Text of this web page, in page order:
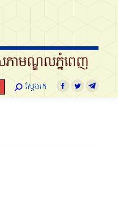
Search:
ស្វែងរក Facebook
Twitter